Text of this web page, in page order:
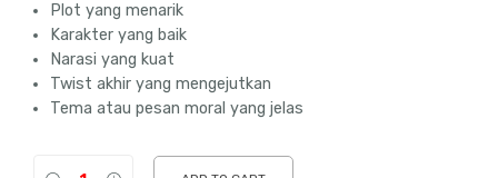
Plot yang menarik
Karakter yang baik
Narasi yang kuat
Twist akhir yang mengejutkan
Tema atau pesan moral yang jelas